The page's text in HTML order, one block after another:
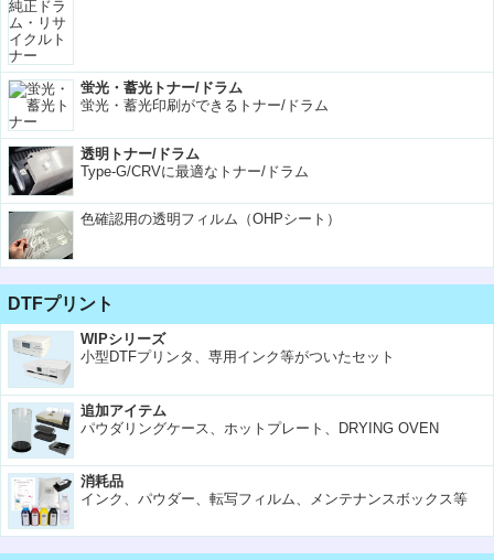
蛍光・蓄光トナー/ドラム
蛍光・蓄光印刷ができるトナー/ドラム
透明トナー/ドラム
Type-G/CRVに最適なトナー/ドラム
色確認用の透明フィルム（OHPシート）
DTFプリント
WIPシリーズ
小型DTFプリンタ、専用インク等がついたセット
追加アイテム
パウダリングケース、ホットプレート、DRYING OVEN
消耗品
インク、パウダー、転写フィルム、メンテナンスボックス等